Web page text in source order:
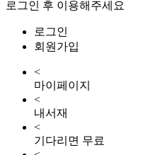
로그인 후 이용해주세요
로그인
회원가입
<
마이페이지
<
내서재
<
기다리면 무료